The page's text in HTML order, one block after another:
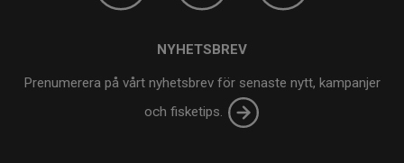
NYHETSBREV
Prenumerera på vårt nyhetsbrev för senaste nytt, kampanjer
och fisketips.